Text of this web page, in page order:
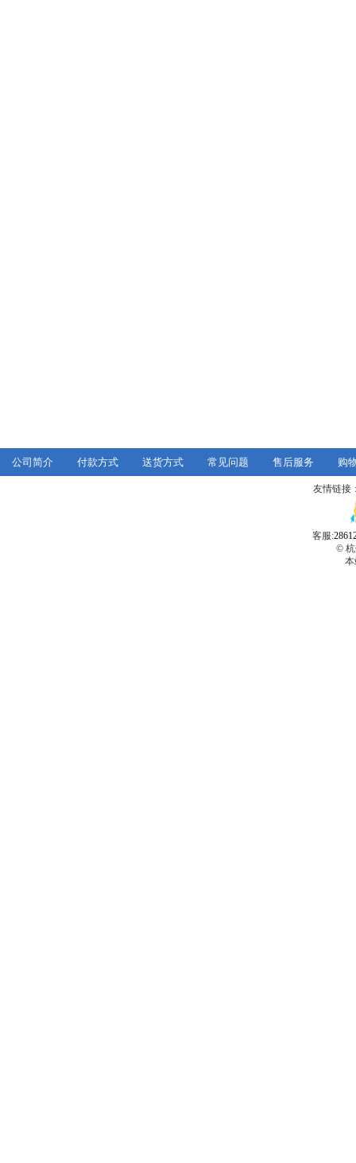
公司简介 付款方式 送货方式 常见问题 售后服务 购
友情链接
客服:
© 杭